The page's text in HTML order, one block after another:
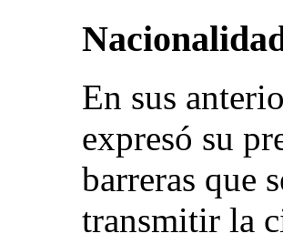
En sus
expresó su
barreras que
transmitir la